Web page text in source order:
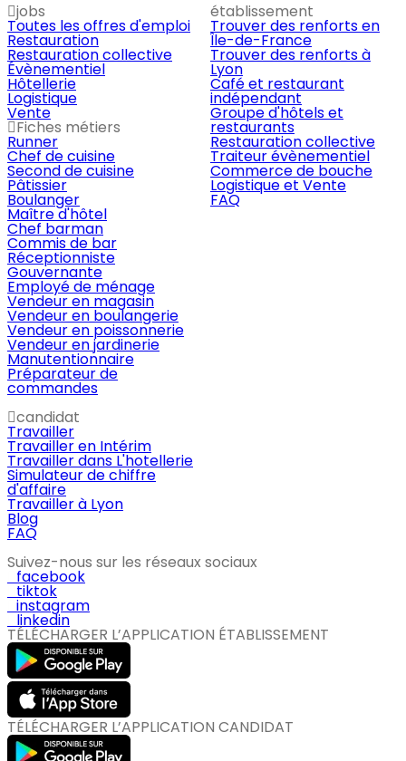
jobs
Toutes les offres d'emploi
Restauration
Restauration collective
Évènementiel
Hôtellerie
Logistique
Vente
Fiches métiers
Runner
Chef de cuisine
Second de cuisine
Pâtissier
Boulanger
Maître d'hôtel
Chef barman
Commis de bar
Réceptionniste
Gouvernante
Employé de ménage
Vendeur en magasin
Vendeur en boulangerie
Vendeur en poissonnerie
Vendeur en jardinerie
Manutentionnaire
Préparateur de
commandes
établissement
Trouver des renforts en
Île-de-France
Trouver des renforts à
Lyon
Café et restaurant
indépendant
Groupe d'hôtels et
restaurants
Restauration collective
Traiteur évènementiel
Commerce de bouche
Logistique et Vente
FAQ
candidat
Travailler
Travailler en Intérim
Travailler dans L'hotellerie
Simulateur de chiffre
d'affaire
Travailler à Lyon
Blog
FAQ
Suivez-nous sur les réseaux sociaux
facebook
tiktok
instagram
linkedin
TÉLÉCHARGER L’APPLICATION ÉTABLISSEMENT
TÉLÉCHARGER L’APPLICATION CANDIDAT